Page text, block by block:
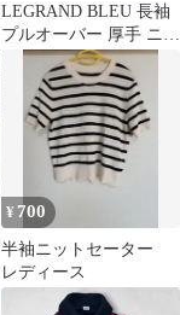
LEGRAND BLEU 長袖
プルオーバー 厚手 ニッ
ト セーター ケーブル編
¥ 700
半袖ニットセーター
レディース